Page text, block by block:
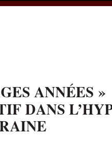
Open Access
next article in this issue